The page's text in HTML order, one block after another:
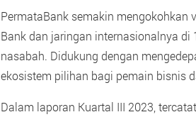
PermataBank semakin
Bank dan jaringan internasionalnya di
nasabah. Didukung dengan
ekosistem pilihan bagi pemain bisnis
Dalam laporan Kuartal III 2023,